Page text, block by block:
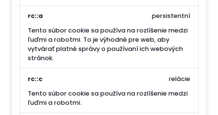
rc::a
Tento súbor cookie sa používa na rozlíšenie medzi
ľuďmi a robotmi. To je výhodné pre web, aby
vytvárať platné správy o používaní ich webových
stránok.
persistentní
rc::c
Tento súbor cookie sa používa na rozlíšenie medzi
ľuďmi a robotmi.
relácie